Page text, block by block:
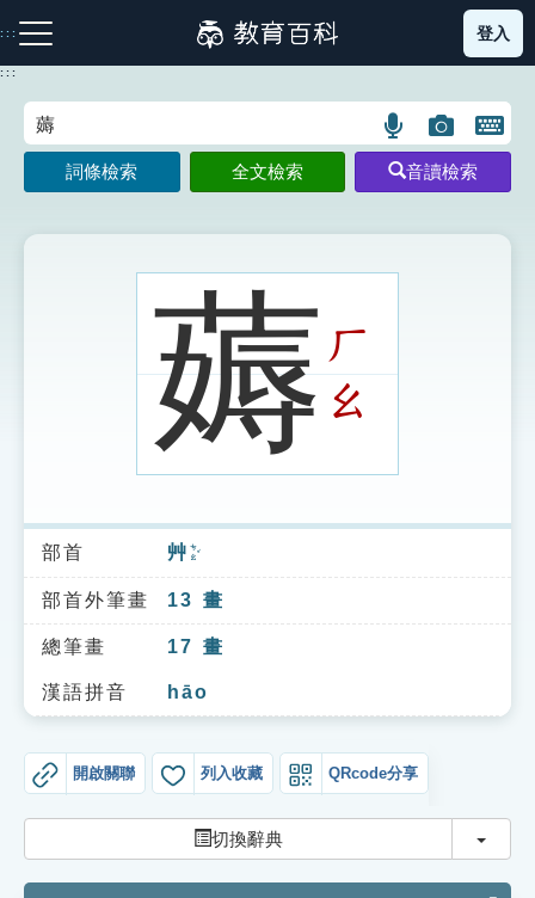
到
主
:::
注音索引圖示 筆畫索引圖示 部首索引表圖示
索引選單
知識索引
單字索引
生命大百科索引
遊戲專區
教學應用
貓頭鷹博士
登入
:::
語
言
搜
示
圖
片
搜
開
鍵
圖
詞條檢索 全文檢索 音讀檢索
薅ㄏ
ㄠ
部首 艸 ㄘㄠˇ
部首外筆畫 13 畫
總筆畫 17 畫
漢語拼音 hāo
開啟關聯 列入收藏 QRcode分享
切換辭典 切換